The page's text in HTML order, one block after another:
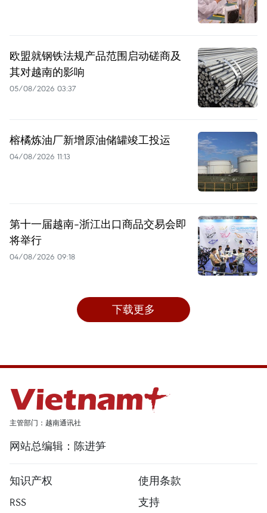
欧盟就钢铁法规产品范围启动磋商及
其对越南的影响
05/08/2026 03:37
榕橘炼油厂新增原油储罐竣工投运
04/08/2026 11:13
第十一届越南-浙江出口商品交易会即
将举行
04/08/2026 09:18
下载更多
主管部门：越南通讯社
网站总编辑：陈进笋
知识产权
使用条款
RSS
支持